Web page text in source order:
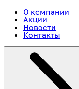
О компании
Акции
Новости
Контакты